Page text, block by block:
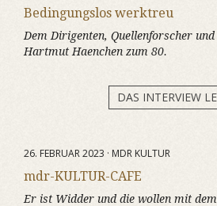
Bedingungslos werktreu
Dem Dirigenten, Quellenforscher
Hartmut Haenchen zum 80.
DAS INTERVIEW
26. FEBRUAR 2023 · MDR KULTUR
mdr-KULTUR-CAFE
Er ist Widder und die wollen mit